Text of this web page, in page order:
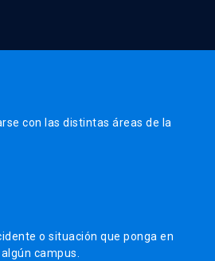
con las distintas áreas de la
o situación que ponga en
campus.